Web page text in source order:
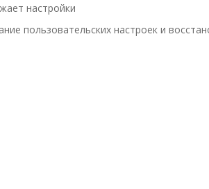
настройки
пользовательских настроек и